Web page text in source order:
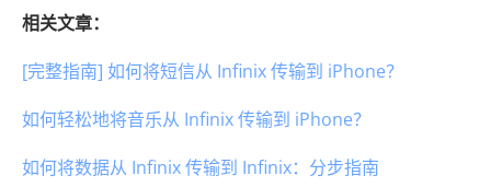
相关文章：
[完整指南] 如何将短信从 Infinix 传输到 iPhone？
如何轻松地将音乐从 Infinix 传输到 iPhone？
如何将数据从 Infinix 传输到 Infinix：分步指南